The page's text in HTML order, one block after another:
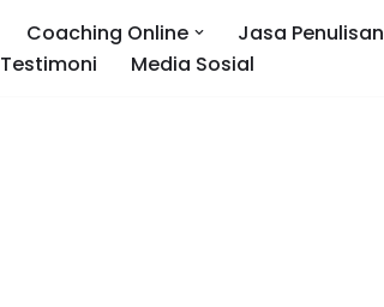
Coaching Online Jasa Penulisan
Testimoni Media Sosial